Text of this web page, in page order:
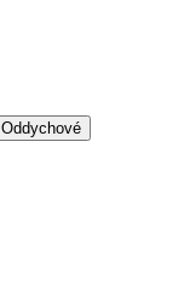
Oddychové